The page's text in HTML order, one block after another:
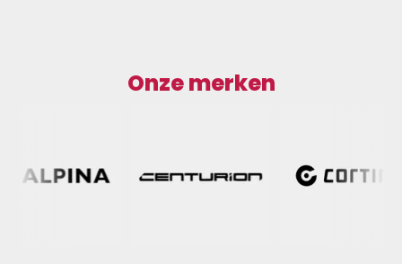
Onze merken